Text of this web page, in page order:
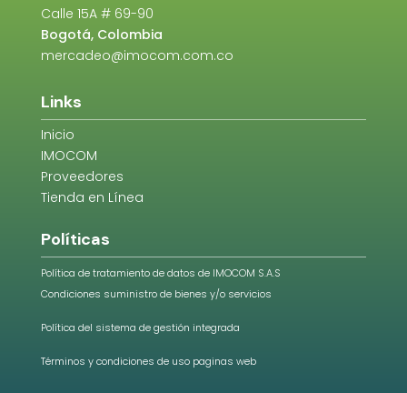
Calle 15A # 69-90
Bogotá, Colombia
mercadeo@imocom.com.co
Links
Inicio
IMOCOM
Proveedores
Tienda en Línea
Políticas
Política de tratamiento de datos de IMOCOM S.A.S
Condiciones suministro de bienes y/o servicios
Política del sistema de gestión integrada
Términos y condiciones de uso paginas web